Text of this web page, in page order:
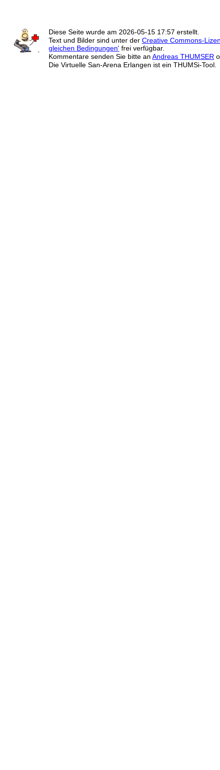
Diese Seite wurde am 2026-05-15 17:57 erstellt.
Text und Bilder sind unter der Creative Commons-
gleichen Bedingungen' frei verfügbar.
Kommentare senden Sie bitte an Andreas THUMSER
Die Virtuelle San-Arena Erlangen ist ein THUMSi-Tool.